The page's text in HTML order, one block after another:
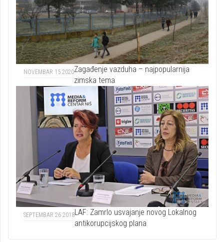
NOVEMBAR 15 2020Zagađenje vazduha – najpopularnija
zimska tema
SEPTEMBAR 26 2018LAF: Zamrlo usvajanje novog Lokalnog
antikorupcijskog plana